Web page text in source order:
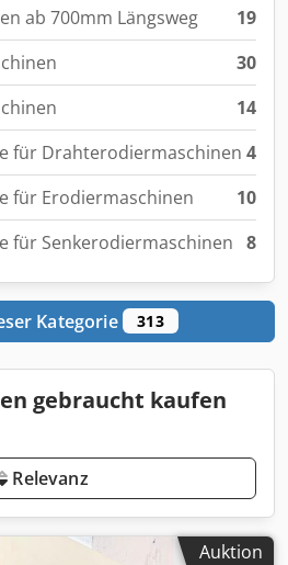
ab 700mm Längsweg
19
30
14
für Drahterodiermaschinen 4
für Erodiermaschinen
10
für Senkerodiermaschinen 8
Kategorie 313
gebraucht kaufen
Relevanz
Auktion